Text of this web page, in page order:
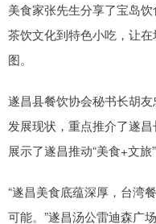
美食家张先生分享了宝岛
茶饮文化到特色小吃，让
图。
遂昌县餐饮协会秘书长胡
发展现状，重点推介了遂
展示了遂昌推动“美食+文旅
“遂昌美食底蕴深厚，台湾
可能。”遂昌汤公雷迪森广